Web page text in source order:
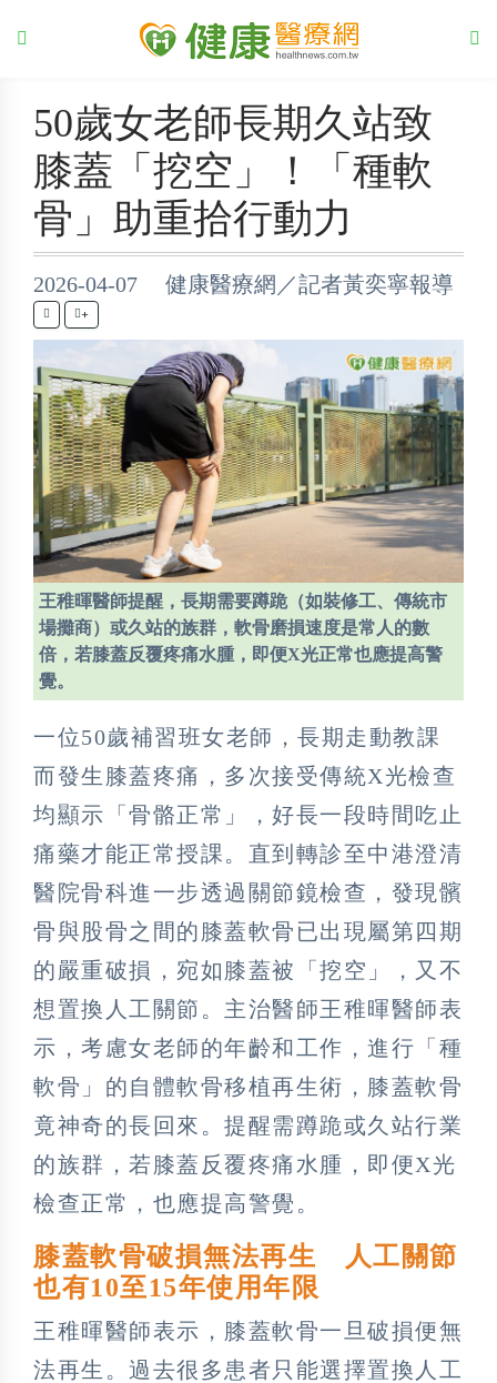
50歲女老師長期久站致
膝蓋「挖空」！「種軟
骨」助重拾行動力
2026-04-07 健康醫療網／記者黃奕寧報導
+
王稚暉醫師提醒，長期需要蹲跪（如裝修工、傳統市
場攤商）或久站的族群，軟骨磨損速度是常人的數
倍，若膝蓋反覆疼痛水腫，即便X光正常也應提高警
覺。
一位50歲補習班女老師，長期走動教課
而發生膝蓋疼痛，多次接受傳統X光檢查
均顯示「骨骼正常」，好長一段時間吃止
痛藥才能正常授課。直到轉診至中港澄清
醫院骨科進一步透過關節鏡檢查，發現髕
骨與股骨之間的膝蓋軟骨已出現屬第四期
的嚴重破損，宛如膝蓋被「挖空」，又不
想置換人工關節。主治醫師王稚暉醫師表
示，考慮女老師的年齡和工作，進行「種
軟骨」的自體軟骨移植再生術，膝蓋軟骨
竟神奇的長回來。提醒需蹲跪或久站行業
的族群，若膝蓋反覆疼痛水腫，即便X光
檢查正常，也應提高警覺。
膝蓋軟骨破損無法再生 人工關節
也有10至15年使用年限
王稚暉醫師表示，膝蓋軟骨一旦破損便無
法再生。過去很多患者只能選擇置換人工